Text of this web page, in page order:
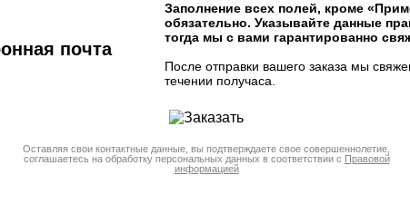
почта
Заполнение всех полей, кроме
обязательно. Указывайте данные
тогда мы с вами гарантированно
После отправки вашего заказа мы
течении получаса.
Оставляя свои контактные данные, вы подтверждаете свое совершеннолетие,
соглашаетесь на обработку персональных данных в соответствии с Правовой
информацией